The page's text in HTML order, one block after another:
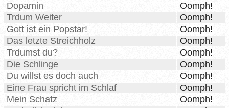
Dopamin
Oomph!
Trdum Weiter
Oomph!
Gott ist ein Popstar!
Oomph!
Das letzte Streichholz
Oomph!
Trdumst du?
Oomph!
Die Schlinge
Oomph!
Du willst es doch auch
Oomph!
Eine Frau spricht im Schlaf
Oomph!
Mein Schatz
Oomph!